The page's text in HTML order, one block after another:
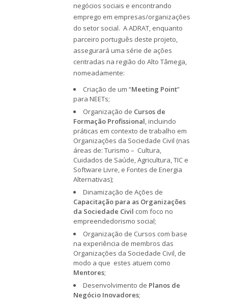
negócios sociais e encontrando
emprego em empresas/organizações
do setor social. A ADRAT, enquanto
parceiro português deste projeto,
assegurará uma série de ações
centradas na região do Alto Tâmega,
nomeadamente:
Criação de um “Meeting Point”
para NEETs;
Organização de Cursos de
Formação Profissional , incluindo
práticas em contexto de trabalho em
Organizações da Sociedade Civil (nas
áreas de: Turismo – Cultura,
Cuidados de Saúde, Agricultura, TIC e
Software Livre, e Fontes de Energia
Alternativas);
Dinamização de Ações de
Capacitação para as Organizações
da Sociedade Civil com foco no
empreendedorismo social;
Organização de Cursos com base
na experiência de membros das
Organizações da Sociedade Civil, de
modo a que estes atuem como
Mentores;
Desenvolvimento de Planos de
Negócio Inovadores;